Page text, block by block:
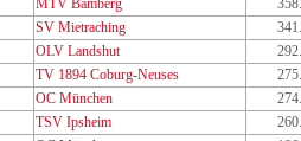
MTV Bamberg
SV Mietraching
OLV Landshut
TV 1894 Coburg-Neuses
OC München
TSV Ipsheim